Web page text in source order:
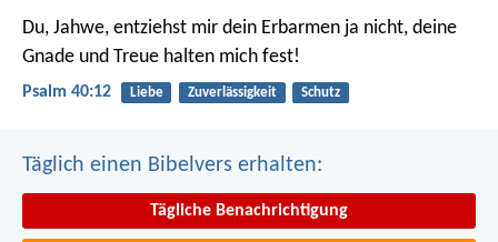
Du, Jahwe, entziehst mir dein Erbarmen ja nicht, deine
Gnade und Treue halten mich fest!
Psalm 40:12 Liebe Zuverlässigkeit Schutz
Täglich einen Bibelvers erhalten:
Tägliche Benachrichtigung